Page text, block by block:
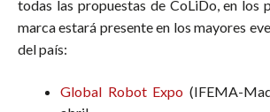
todas las propuestas de CoLiDo, en los
marca estará presente en los mayores
del país:
Global Robot Expo (IFEMA-